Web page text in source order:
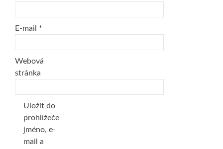
E-mail *
Webová
stránka
Uložit do
prohlížeče
jméno, e-
mail a